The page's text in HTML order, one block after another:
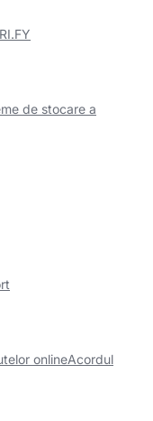
de stocare a
onlineAcordul